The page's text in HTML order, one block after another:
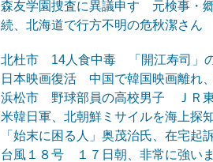
森友学園捜査に異議申す 元検事・
続、北海道で行方不明の危秋潔さ
北杜市 14人食中毒 「開江寿司」
日本映画復活 中国で韓国映画離れ
浜松市 野球部員の高校男子 ＪＲ
米韓日軍、北朝鮮ミサイルを海上
「始末に困る人」奥茂治氏、在宅起
台風１８号 １７日朝、非常に強い